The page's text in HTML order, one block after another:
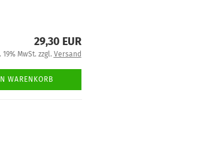
29,30 EUR
19% MwSt. zzgl. Versand
WARENKORB